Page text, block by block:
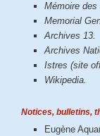
Mémoire des
Memorial
Archives 13.
Archives
Istres (site
Wikipedia.
Notices, bulletins,
Eugène